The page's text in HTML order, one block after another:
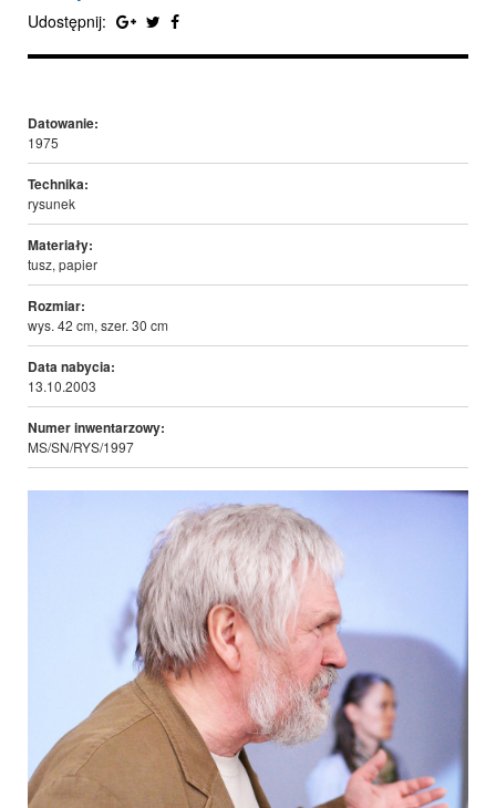
Udostępnij:
Datowanie:
1975
Technika:
rysunek
Materiały:
tusz, papier
Rozmiar:
wys. 42 cm, szer. 30 cm
Data nabycia:
13.10.2003
Numer inwentarzowy:
MS/SN/RYS/1997